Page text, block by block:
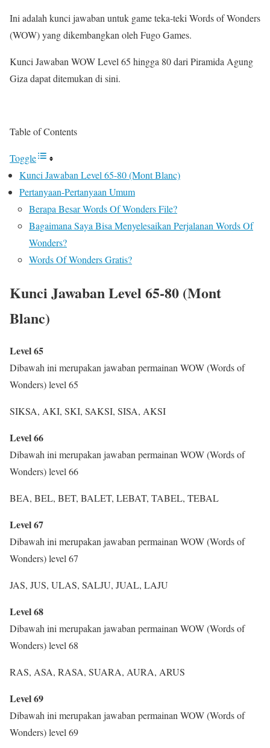
Ini adalah kunci jawaban untuk game teka-teki Words of Wonders
(WOW) yang dikembangkan oleh Fugo Games.
Kunci Jawaban WOW Level 65 hingga 80 dari Piramida Agung
Giza dapat ditemukan di sini.
Table of Contents
Toggle
Kunci Jawaban Level 65-80 (Mont Blanc)
Pertanyaan-Pertanyaan Umum
Berapa Besar Words Of Wonders File?
Bagaimana Saya Bisa Menyelesaikan Perjalanan Words Of
Wonders?
Words Of Wonders Gratis?
Kunci Jawaban Level 65-80 (Mont
Blanc)
Level 65
Dibawah ini merupakan jawaban permainan WOW (Words of
Wonders) level 65
SIKSA, AKI, SKI, SAKSI, SISA, AKSI
Level 66
Dibawah ini merupakan jawaban permainan WOW (Words of
Wonders) level 66
BEA, BEL, BET, BALET, LEBAT, TABEL, TEBAL
Level 67
Dibawah ini merupakan jawaban permainan WOW (Words of
Wonders) level 67
JAS, JUS, ULAS, SALJU, JUAL, LAJU
Level 68
Dibawah ini merupakan jawaban permainan WOW (Words of
Wonders) level 68
RAS, ASA, RASA, SUARA, AURA, ARUS
Level 69
Dibawah ini merupakan jawaban permainan WOW (Words of
Wonders) level 69